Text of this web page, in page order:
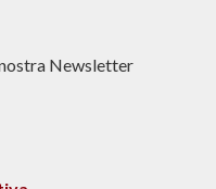
Newsletter